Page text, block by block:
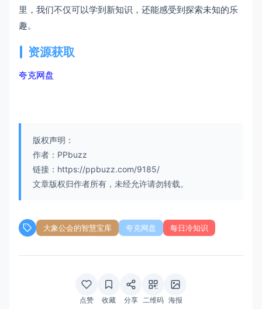
里，我们不仅可以学到新知识，还能感受到探索未知的乐
趣。
资源获取
夸克网盘
版权声明：
作者：PPbuzz
链接：https://ppbuzz.com/9185/
文章版权归作者所有，未经允许请勿转载。
大象公会的智慧宝库 夸克网盘 每日冷知识
点赞 收藏 分享 二维码 海报